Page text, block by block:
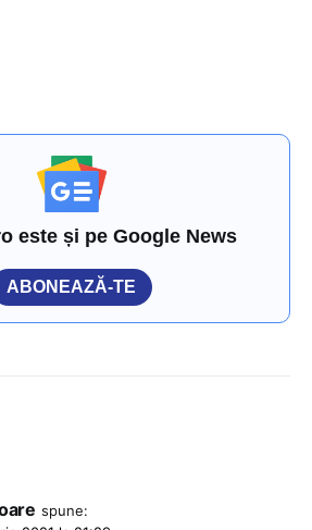
este și pe Google News
ABONEAZĂ-TE
spune: